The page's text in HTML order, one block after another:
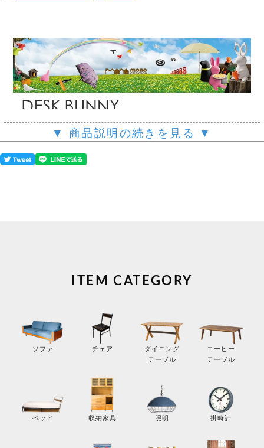
▼ 商品説明の続きを見る ▼
ITEM CATEGORY
ソファ チェア
ダイニング
テーブル
コーヒー
テーブル
ベッド 収納家具 照明 掛時計